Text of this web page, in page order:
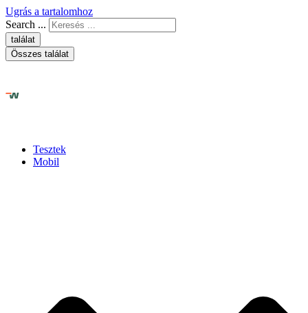
Ugrás a tartalomhoz
Search ...
találat
Összes találat
Tesztek
Mobil